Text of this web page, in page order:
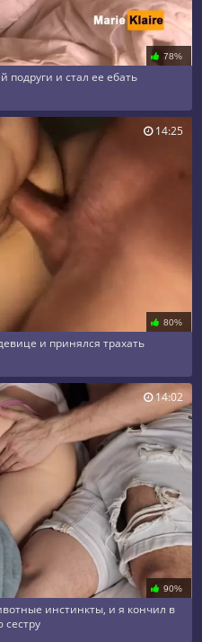
78%
подруги и стал ее ебать
80%
и принялся трахать
14:25
90%
инстинкты, и я кончил в
14:02